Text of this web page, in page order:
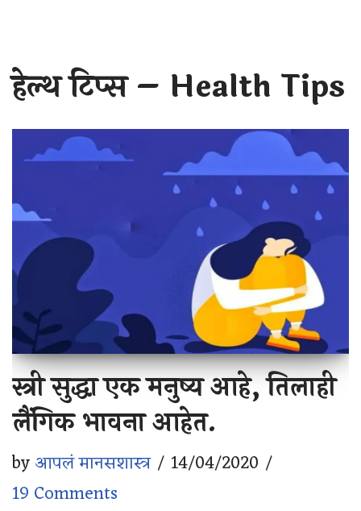
हेल्थ टिप्स – Health Tips
स्त्री सुद्धा एक मनुष्य आहे, तिलाही
लैंगिक भावना आहेत.
byआपलं मानसशास्त्र
14/04/2020
19 Comments